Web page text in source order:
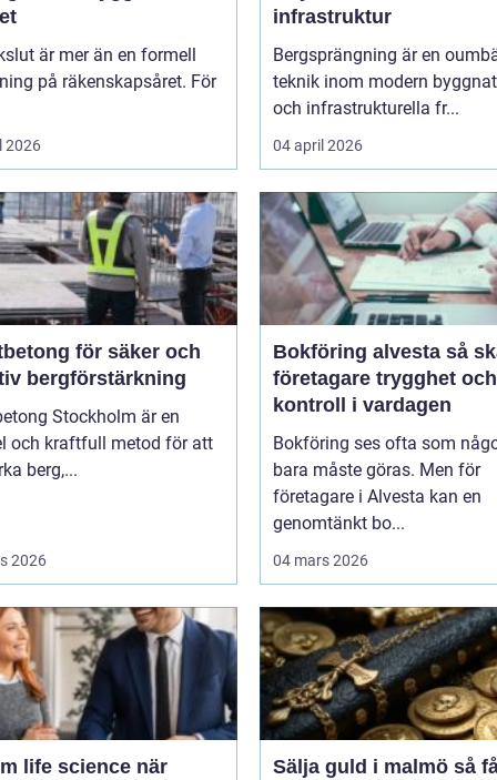
är mer än en formell
på räkenskapsåret. För
2026
infrastruktur
Bergsprängning är en
teknik inom modern
och infrastrukturella fr...
04 april 2026
för säker och
bergförstärkning
Stockholm är en
och kraftfull metod för att
berg,...
2026
Bokföring alvesta så skapar
företagare trygghet och
kontroll i vardagen
Bokföring ses ofta som
bara måste göras. Men för
företagare i Alvesta kan en
genomtänkt bo...
04 mars 2026
life science när
Sälja guld i malmö så får du